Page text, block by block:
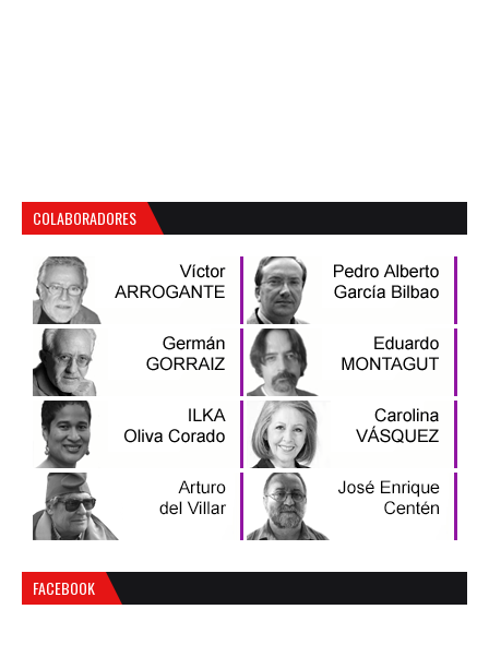
COLABORADORES
FACEBOOK